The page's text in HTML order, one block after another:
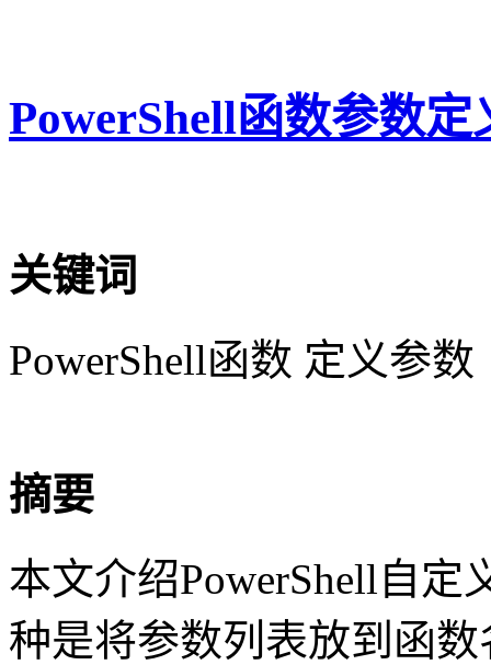
PowerShell函数参数定
关键词
PowerShell函数 定义参数
摘要
本文介绍PowerShell自
种是将参数列表放到函